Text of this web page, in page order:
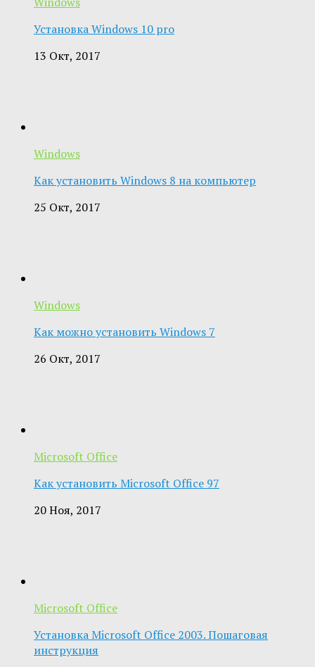
Установка Windows 10 pro
13 Окт, 2017
Windows
Как установить Windows 8 на компьютер
25 Окт, 2017
Windows
Как можно установить Windows 7
26 Окт, 2017
Microsoft Office
Как установить Microsoft Office 97
20 Ноя, 2017
Microsoft Office
Установка Microsoft Office 2003. Пошаговая
инструкция